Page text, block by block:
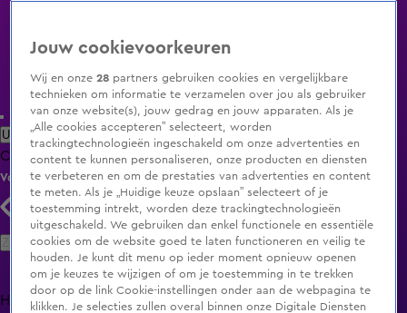
Uitzending Gemist Populaire programma's Zenders Genres
ClipsFilmsRadioSmart TV inlogShop
Volg KIJK
Zoeken
HomeUitzending Gemist Programma's De Bondgenoten
Jouw cookievoorkeuren
Wij en onze28 partners gebruiken cookies en vergelijkbare
technieken om informatie te verzamelen over jou als gebruiker
van onze website(s), jouw gedrag en jouw apparaten. Als je
„Alle cookies accepteren” selecteert, worden
trackingtechnologieën ingeschakeld om onze advertenties en
content te kunnen personaliseren, onze producten en diensten
te verbeteren en om de prestaties van advertenties en content
te meten. Als je „Huidige keuze opslaan” selecteert of je
toestemming intrekt, worden deze trackingtechnologieën
uitgeschakeld. We gebruiken dan enkel functionele en essentiële
cookies om de website goed te laten functioneren en veilig te
houden. Je kunt dit menu op ieder moment opnieuw openen
om je keuzes te wijzigen of om je toestemming in te trekken
door op de link Cookie-instellingen onder aan de webpagina te
klikken. Je selecties zullen overal binnen onze Digitale Diensten